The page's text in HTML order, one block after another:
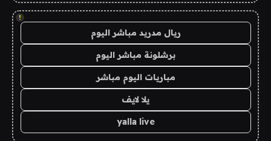
!
ريال مدريد مباشر اليوم
برشلونة مباشر اليوم
مباريات اليوم مباشر
يلا لايف
yalla live